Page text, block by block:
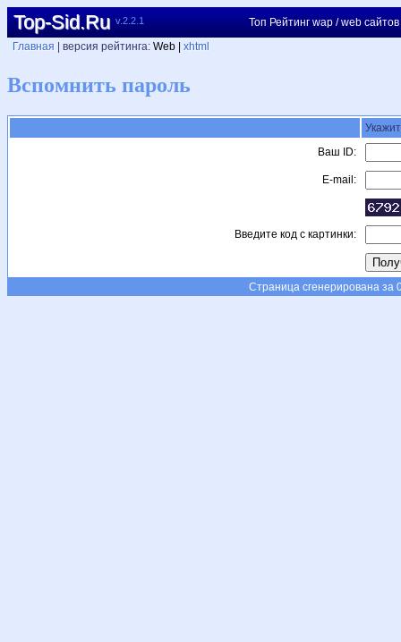
Top-Sid.Ru v.2.2.1
Топ Рейтинг wap / web сайтов
Главная
| версия рейтинга: Web | xhtml
Вспомнить пароль
Ваш ID:
E-mail:
Введите код с картинки:
Страница сгенерирована за